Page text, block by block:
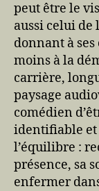
peut être le
aussi celui
donnant à
moins à la
carrière,
paysage
comédien
identifiable et
l’équilibre :
présence, sa
enfermer